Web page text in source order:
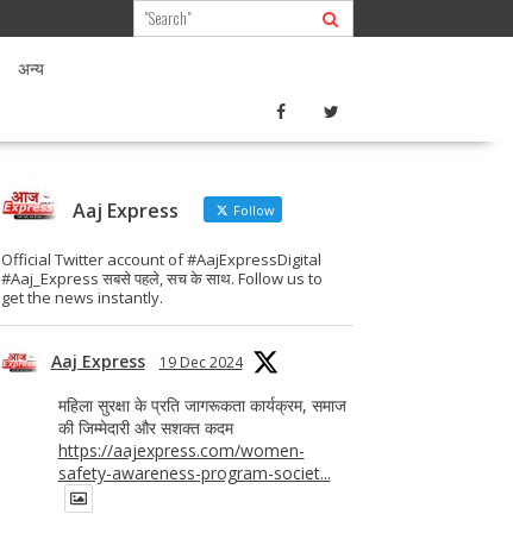
अन्य
Aaj Express Follow
Official Twitter account of #AajExpressDigital
#Aaj_Express सबसे पहले, सच के साथ. Follow us to
get the news instantly.
Aaj Express 19 Dec 2024
महिला सुरक्षा के प्रति जागरूकता कार्यक्रम, समाज
की जिम्मेदारी और सशक्त कदम
https://aajexpress.com/women-
safety-awareness-program-societ...